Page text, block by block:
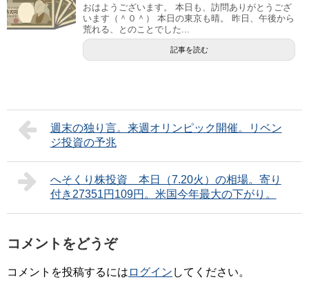
おはようございます。 本日も、訪問ありがとうござ
います（＾０＾） 本日の東京も晴。 昨日、午後から
荒れる、とのことでした...
記事を読む
週末の独り言。来週オリンピック開催。リベン
ジ投資の予兆
へそくり株投資 本日（7.20火）の相場。寄り
付き27351円109円。米国今年最大の下がり。
コメントをどうぞ
コメントを投稿するには ログイン してください。